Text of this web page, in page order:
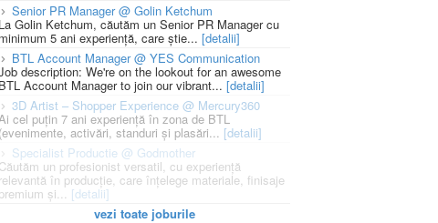
Senior PR Manager @ Golin Ketchum
La Golin Ketchum, căutăm un Senior PR Manager cu
minimum 5 ani experiență, care știe... [detalii]
BTL Account Manager @ YES Communication
description: We're on the lookout for an awesome
BTL Account Manager to join our vibrant... [detalii]
3D Artist – Shopper Experience @ Mercury360
cel puțin 7 ani experiență în zona de BTL
(evenimente, activări, standuri și plasări... [detalii]
Specialist Productie @ Godmother
Căutăm un profesionist versatil, cu experiență
relevantă în producție, care înțelege materiale, finisaje
premium și... [detalii]
vezi toate joburile